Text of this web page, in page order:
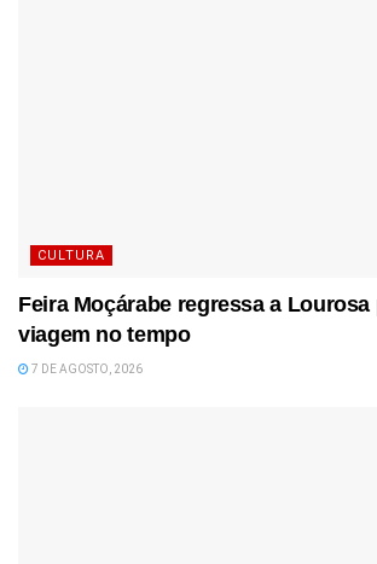
CULTURA
Feira Moçárabe regressa a Lourosa
viagem no tempo
7 DE AGOSTO, 2026